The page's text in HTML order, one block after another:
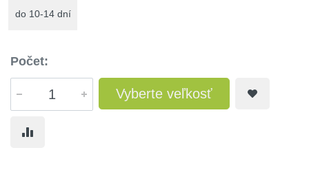
do 10-14 dní
Počet:
Vyberte veľkosť